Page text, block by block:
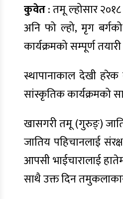
कुवेत: तमू ल्होसार
अनि फो ल्हो, मृग
कार्यक्रमको सम्पूर्ण
स्थापानाकाल देखी हरेक
सांस्कृतिक कार्यक्रमको
खासगरी तमू (गुरुङ्)
जातिय पहिचानलाई
आपसी भाईचारालाई
साथै उक्त दिन